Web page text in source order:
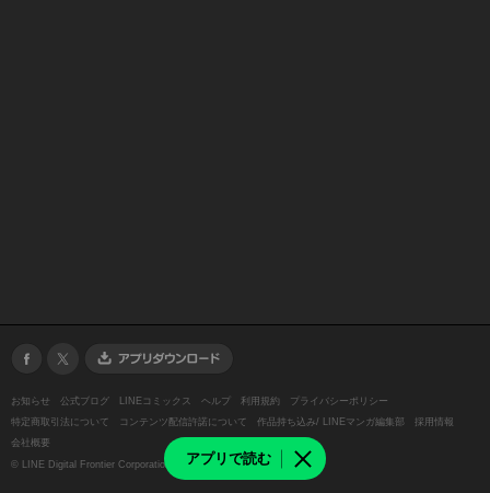
アプリで読む
お知らせ 公式ブログ LINEコミックス ヘルプ 利用規約
プライバシーポリシー
特定商取引法について
コンテンツ配信許諾について 作品持ち込み/ LINEマンガ編集部
採用情報
会社概要
© LINE Digital Frontier Corporation